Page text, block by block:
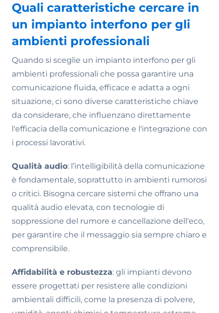
Quali caratteristiche cercare in
un impianto interfono per gli
ambienti professionali
Quando si sceglie un impianto interfono per gli
ambienti professionali che possa garantire una
comunicazione fluida, efficace e adatta a ogni
situazione, ci sono diverse caratteristiche chiave
da considerare, che influenzano direttamente
l'efficacia della comunicazione e l'integrazione con
i processi lavorativi.
Qualità audio: l’intelligibilità della comunicazione
è fondamentale, soprattutto in ambienti rumorosi
o critici. Bisogna cercare sistemi che offrano una
qualità audio elevata, con tecnologie di
soppressione del rumore e cancellazione dell'eco,
per garantire che il messaggio sia sempre chiaro e
comprensibile.
Affidabilità e robustezza: gli impianti devono
essere progettati per resistere alle condizioni
ambientali difficili, come la presenza di polvere,